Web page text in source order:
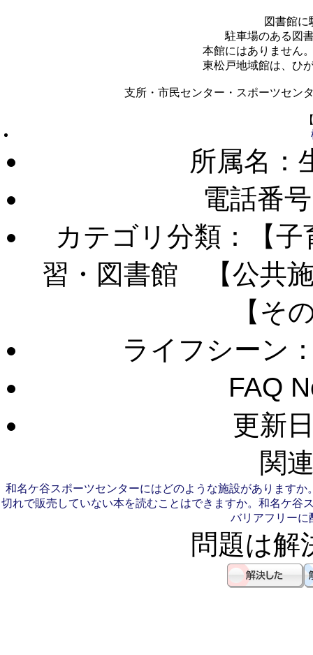
図書館に
駐車場のある図
本館にはありません
東松戸地域館は、ひ
支所・市民センター・スポーツセン
所属名：
電話番
カテゴリ分類：【
習・図書館 【公共
【そ
ライフシーン
FAQ
更新
関
和名ケ谷スポーツセンターにはどのような施設がありますか
切れで販売していない本を読むことはできますか。 和名ケ谷
バリアフリーに
問題は解